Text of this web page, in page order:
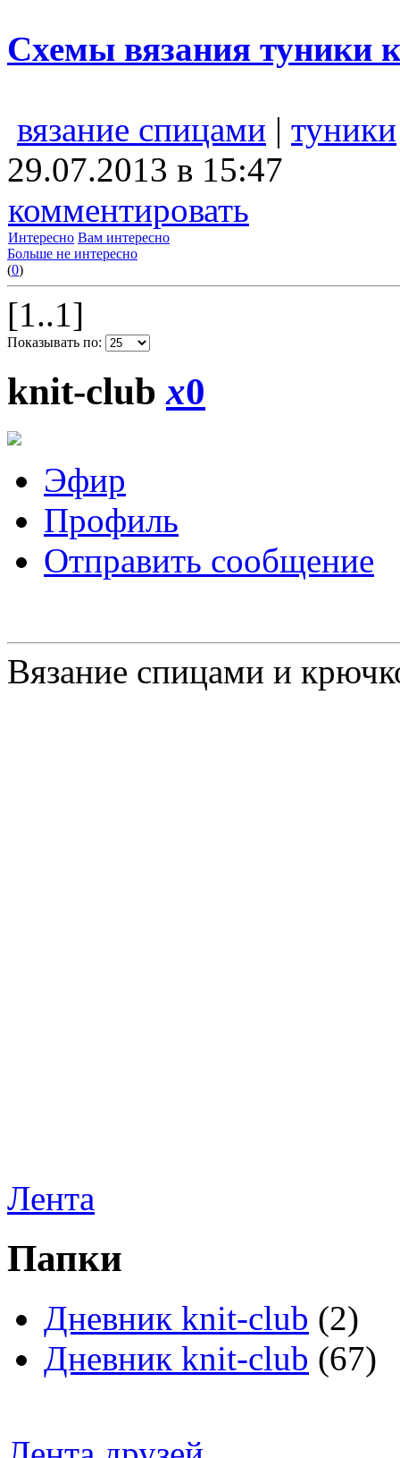
Схемы вязания туники
вязание спицами | туники
29.07.2013 в 15:47
комментировать
Интересно Вам интересно
Больше не интересно
(0)
[1..1]
Показывать по:
knit-clubx0
Эфир
Профиль
Отправить сообщение
Вязание спицами и
Лента
Папки
Дневник knit-club (2)
Дневник knit-club (67)